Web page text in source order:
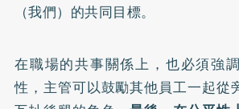
（我們）的共同目標。
在職場的共事關係上，也必須強
性，主管可以鼓勵其他員工一起從